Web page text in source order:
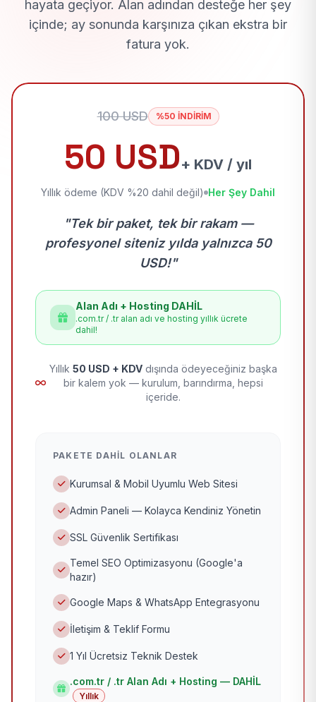
hayata geçiyor. Alan adından desteğe her şey
içinde; ay sonunda karşınıza çıkan ekstra bir
fatura yok.
100 USD %50 İNDİRİM
50 USD+ KDV / yıl
Yıllık ödeme (KDV %20 dahil değil) Her Şey Dahil
"Tek bir paket, tek bir rakam —
profesyonel siteniz yılda yalnızca 50
USD!"
Alan Adı + Hosting DAHİL
.com.tr / .tr alan adı ve hosting yıllık ücrete
dahil!
Yıllık 50 USD + KDV dışında ödeyeceğiniz başka
bir kalem yok — kurulum, barındırma, hepsi
içeride.
PAKETE DAHIL OLANLAR
Kurumsal & Mobil Uyumlu Web Sitesi
Admin Paneli — Kolayca Kendiniz Yönetin
SSL Güvenlik Sertifikası
Temel SEO Optimizasyonu (Google'a
hazır)
Google Maps & WhatsApp Entegrasyonu
İletişim & Teklif Formu
1 Yıl Ücretsiz Teknik Destek
.com.tr / .tr Alan Adı + Hosting — DAHİL
Yıllık